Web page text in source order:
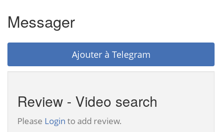
Messager
Ajouter à Telegram
Review - Video search
Please Login to add review.